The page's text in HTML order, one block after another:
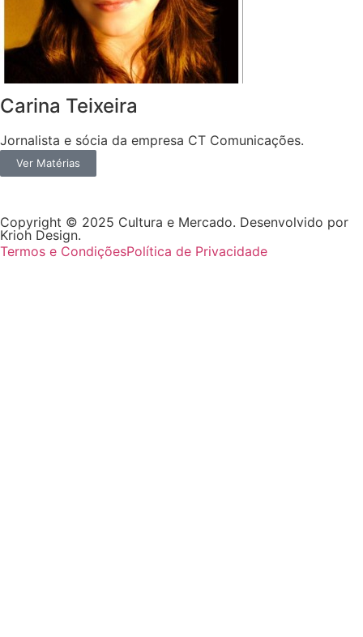
Carina Teixeira
Jornalista e sócia da empresa CT Comunicações.
Ver Matérias
Copyright © 2025 Cultura e Mercado. Desenvolvido por
Krioh Design.
Termos e CondiçõesPolítica de Privacidade